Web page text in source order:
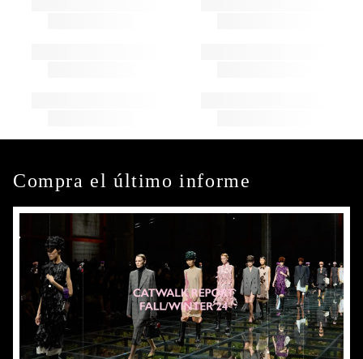
Compra el último informe